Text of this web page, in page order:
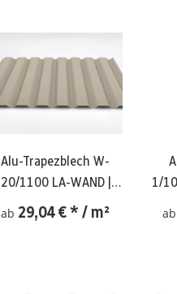
Alu-Trapezblech W-
20/1100 LA-WAND |
0,70 mm
ab 29,04 €* / m²
1/